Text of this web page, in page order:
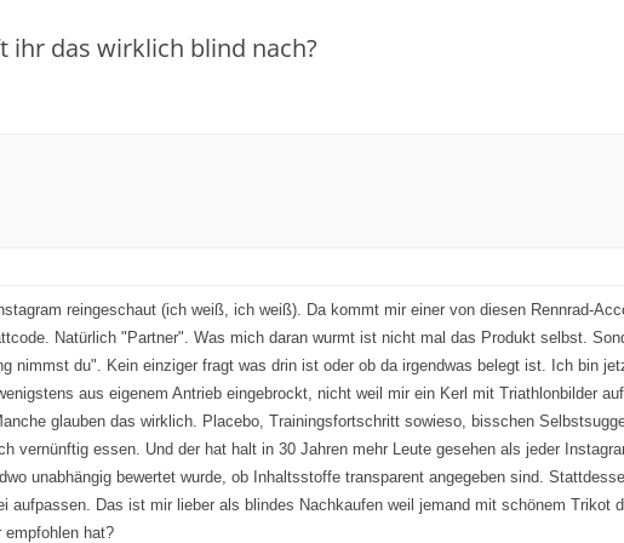
das wirklich blind nach?
reingeschaut (ich weiß, ich weiß). Da kommt mir einer von diesen Rennrad-
Natürlich "Partner". Was mich daran wurmt ist nicht mal das Produkt selbst.
nimmst du". Kein einziger fragt was drin ist oder ob da irgendwas belegt ist. Ich bin
aus eigenem Antrieb eingebrockt, nicht weil mir ein Kerl mit Triathlonbilder
glauben das wirklich. Placebo, Trainingsfortschritt sowieso, bisschen
vernünftig essen. Und der hat halt in 30 Jahren mehr Leute gesehen als jeder
unabhängig bewertet wurde, ob Inhaltsstoffe transparent angegeben sind.
aufpassen. Das ist mir lieber als blindes Nachkaufen weil jemand mit schönem Trikot
empfohlen hat?